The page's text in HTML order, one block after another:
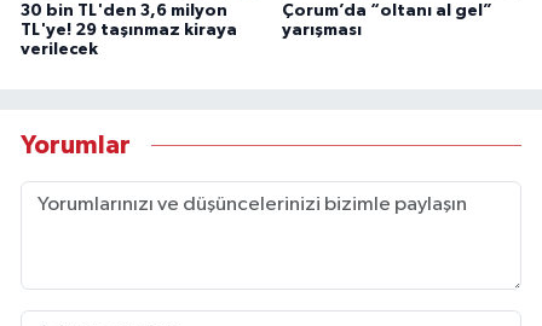
30 bin TL'den 3,6 milyon
TL'ye! 29 taşınmaz kiraya
verilecek
Çorum’da “oltanı al gel”
yarışması
Yorumlar